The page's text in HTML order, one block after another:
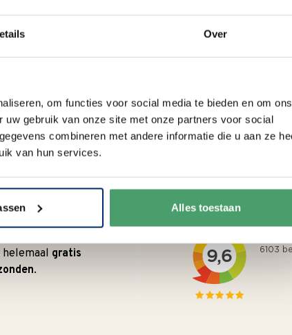
Over
om functies voor social media te bieden en om ons
gebruik van onze site met onze partners voor social
combineren met andere informatie die u aan ze
van hun services.
Alles toestaan
Anna?
onze producten
duurzaam met
helemaal gratis
.
Goede
We krijgen een
van Onze klanten.